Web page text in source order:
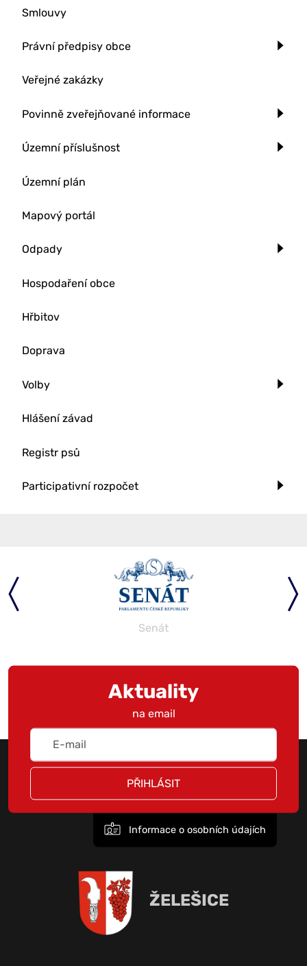
Smlouvy
Právní předpisy obce
Veřejné zakázky
Povinně zveřejňované informace
Územní příslušnost
Územní plán
Mapový portál
Odpady
Hospodaření obce
Hřbitov
Doprava
Volby
Hlášení závad
Registr psů
Participativní rozpočet
Senát
Aktuality
na email
PŘIHLÁSIT
Informace o osobních údajích
ŽELEŠICE